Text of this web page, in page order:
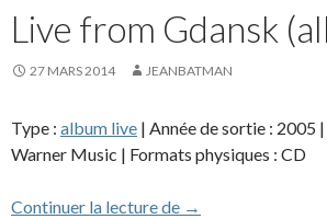
Live from Gdansk
27 MARS 2014 JEANBATMAN
Type : album live | Année de sortie : 2005
Warner Music | Formats physiques : CD
Continuer la lecture de Live from Gdansk
→